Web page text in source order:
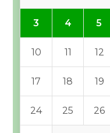
3 4 5
10 11 12
17 18 19
24 25 26